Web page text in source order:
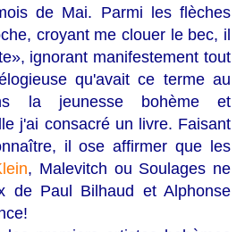
de Mai. Parmi les flèches
croyant me clouer le bec, il
ignorant manifestement tout
qu'avait ce terme au
la jeunesse bohème et
j'ai consacré un livre. Faisant
il ose affirmer que les
, Malevitch ou Soulages ne
de Paul Bilhaud et Alphonse